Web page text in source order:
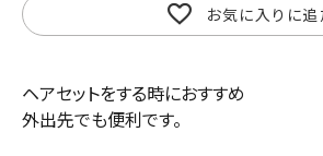
お気に入りに追
ヘアセットをする時におすすめ
外出先でも便利です。